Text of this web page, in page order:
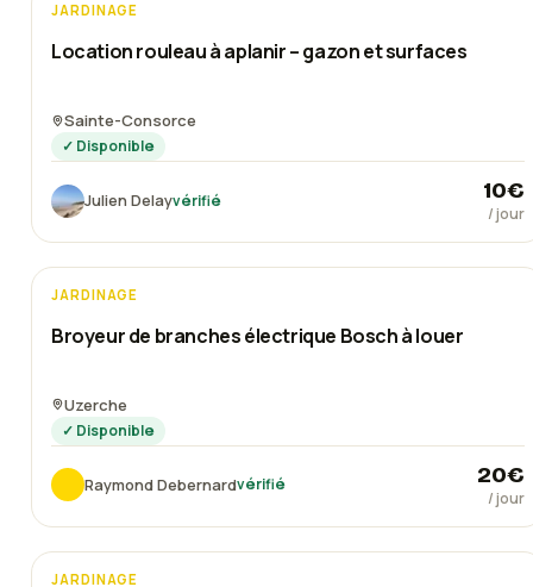
JARDINAGE
Location rouleau à aplanir – gazon et surfaces
Sainte-Consorce
✓ Disponible
Julien Delayvérifié 10€
/ jour
JARDINAGE
Broyeur de branches électrique Bosch à louer
Uzerche
✓ Disponible
Raymond Debernardvérifié 20€
/ jour
JARDINAGE